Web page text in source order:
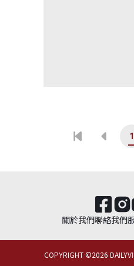
1
關於我們聯絡我們
COPYRIGHT ©2026